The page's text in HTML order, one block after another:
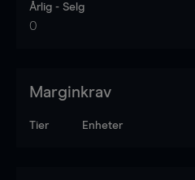
Årlig - Selg
0
Marginkrav
Tier Enheter